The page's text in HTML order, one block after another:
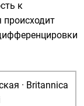
к
происходит
· Britannica